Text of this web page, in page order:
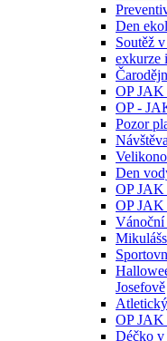
Den
Soutěž
exkurze
OP JAK
OP -
Pozor
Den
OP JAK
OP JAK
Josefově
OP JAK
Déčko v